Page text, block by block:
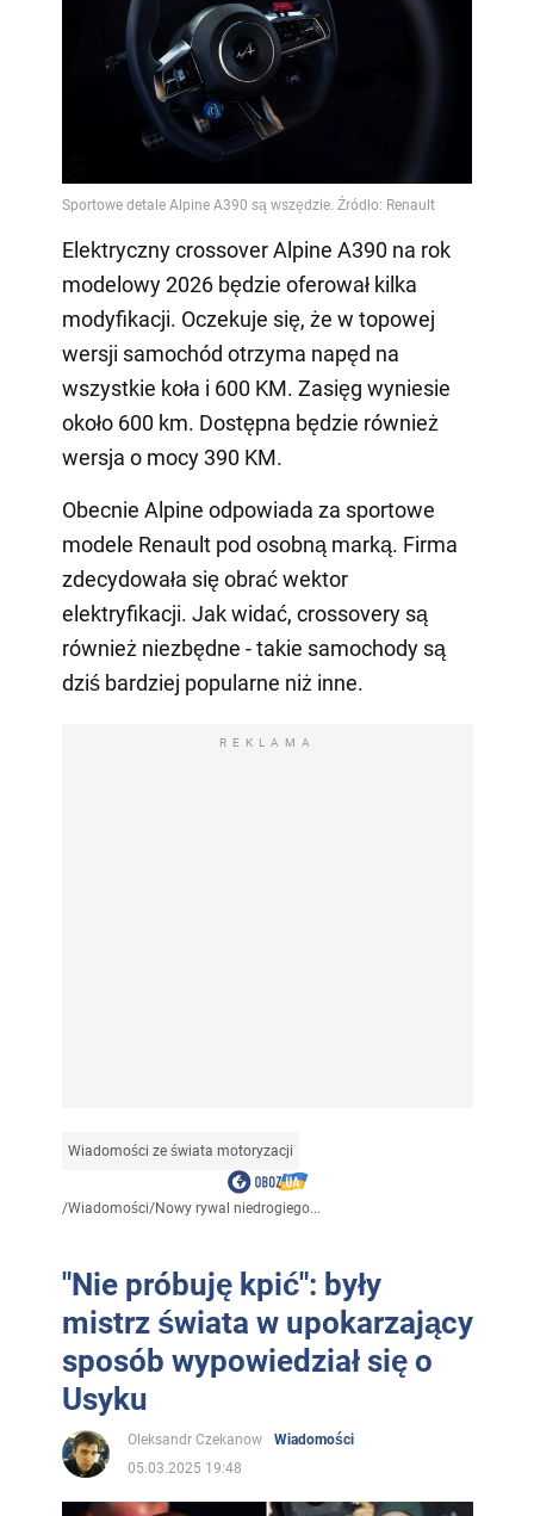
Elektryczny crossover Alpine A390 na rok
modelowy 2026 będzie oferował kilka
modyfikacji. Oczekuje się, że w topowej
wersji samochód otrzyma napęd na
wszystkie koła i 600 KM. Zasięg wyniesie
około 600 km. Dostępna będzie również
wersja o mocy 390 KM.
Obecnie Alpine odpowiada za sportowe
modele Renault pod osobną marką. Firma
zdecydowała się obrać wektor
elektryfikacji. Jak widać, crossovery są
również niezbędne - takie samochody są
dziś bardziej popularne niż inne.
REKLAMA
Wiadomości ze świata motoryzacji
/Wiadomości/Nowy rywal niedrogiego...
"Nie próbuję kpić": były
mistrz świata w upokarzający
sposób wypowiedział się o
Usyku
Oleksandr Czekanow
Wiadomości
05.03.2025 19:48